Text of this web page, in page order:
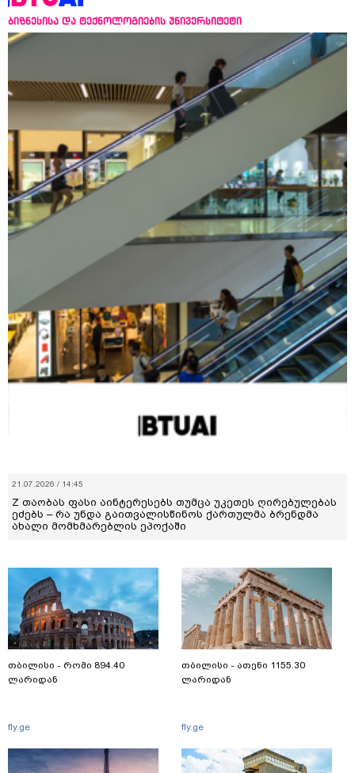
ბიზნესისა და ტექნოლოგიების უნივერსიტეტი
21.07.2026 / 14:45
Z თაობას ფასი აინტერესებს თუმცა უკეთეს ღირებულებას
ეძებს – რა უნდა გაითვალისწინოს ქართულმა ბრენდმა
ახალი მომხმარებლის ეპოქაში
თბილისი - რომი 894.40
ლარიდან
fly.ge
თბილისი - ათენი 1155.30
ლარიდან
fly.ge